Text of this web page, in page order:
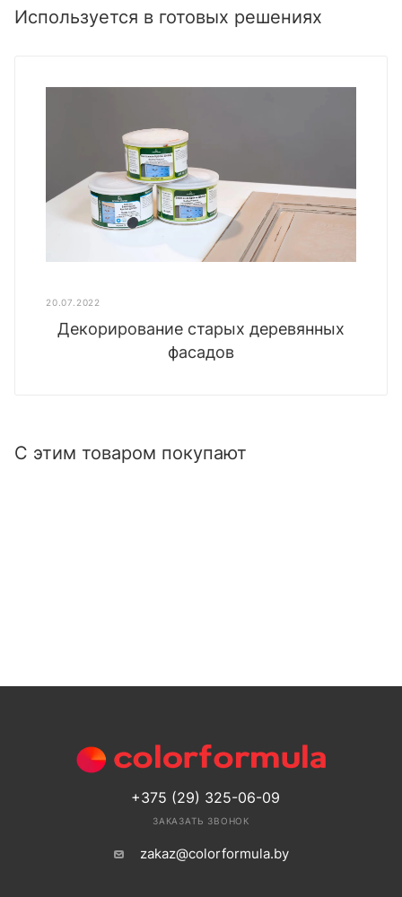
Используется в готовых решениях
20.07.2022
Декорирование старых деревянных
фасадов
С этим товаром покупают
+375 (29) 325-06-09
ЗАКАЗАТЬ ЗВОНОК
zakaz@colorformula.by